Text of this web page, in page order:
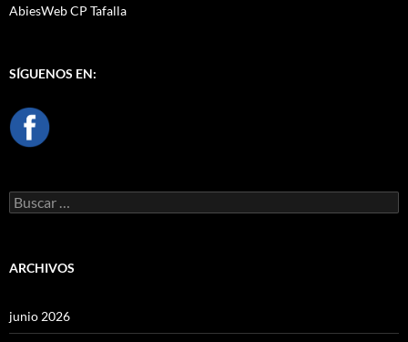
AbiesWeb CP Tafalla
SÍGUENOS EN:
Buscar:
ARCHIVOS
junio 2026